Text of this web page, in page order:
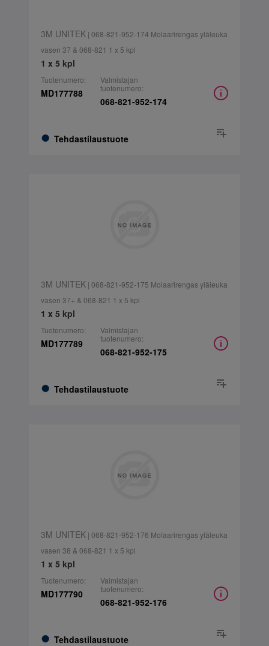
3M UNITEK| 068-821-952-174 Molaarirengas yläleuka
vasen 37 & 068-821 1 x 5 kpl
1 x 5 kpl
Tuotenumero:
MD177788
Tehdastilaustuote
Valmistajan
tuotenumero:
068-821-952-174
3M UNITEK| 068-821-952-175 Molaarirengas yläleuka
vasen 37+ & 068-821 1 x 5 kpl
1 x 5 kpl
Tuotenumero:
MD177789
Tehdastilaustuote
Valmistajan
tuotenumero:
068-821-952-175
3M UNITEK| 068-821-952-176 Molaarirengas yläleuka
vasen 38 & 068-821 1 x 5 kpl
1 x 5 kpl
Tuotenumero:
MD177790
Tehdastilaustuote
Valmistajan
tuotenumero:
068-821-952-176